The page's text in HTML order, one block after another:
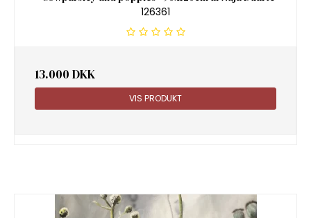
126361
13.000 DKK
VIS PRODUKT